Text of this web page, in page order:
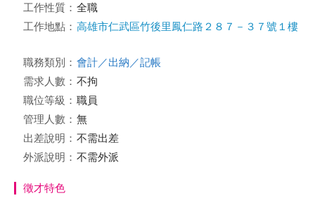
工作性質： 全職
工作地點： 高雄市仁武區竹後里鳳仁路２８７－３７號１樓
職務類別： 會計／出納／記帳
需求人數： 不拘
職位等級： 職員
管理人數： 無
出差說明： 不需出差
外派說明： 不需外派
徵才特色